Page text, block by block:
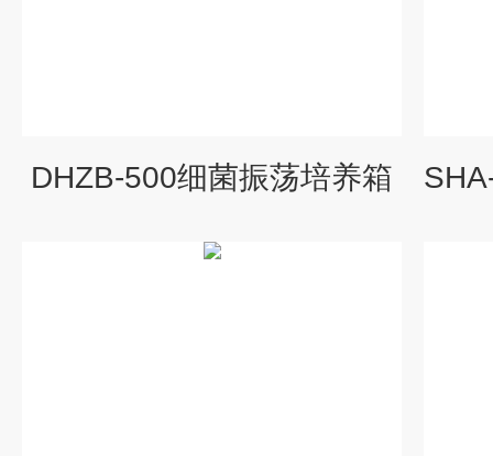
DHZB-500细菌振荡培养箱